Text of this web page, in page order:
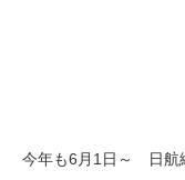
今年も6月1日～ 日航